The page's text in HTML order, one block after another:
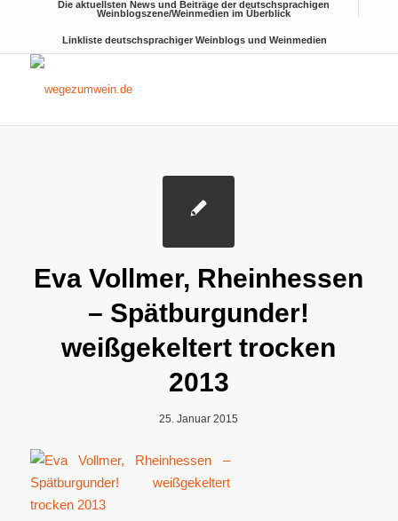
Die aktuellsten News und Beiträge der deutschsprachigen
Weinblogszene/Weinmedien im Überblick
Linkliste deutschsprachiger Weinblogs und Weinmedien
Eva Vollmer, Rheinhessen
– Spätburgunder!
weißgekeltert trocken
2013
25. Januar 2015